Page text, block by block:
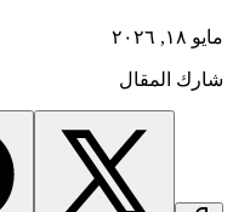
مايو ١٨, ٢٠٢٦
شارك المقال